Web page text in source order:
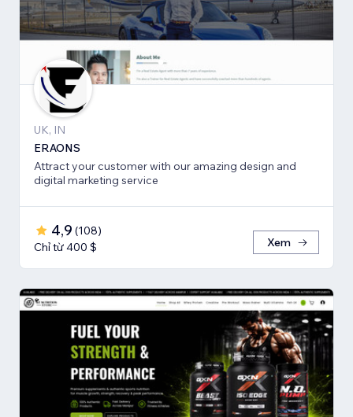
UK, IN
ERAONS
Attract your customer with our amazing design and
digital marketing service
4,9 (108)
Chỉ từ 400 $
Xem